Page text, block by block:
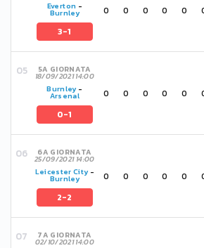
Everton -
Burnley
3-1
0 0 0 0 0
5A GIORNATA
18/09/2021 14:00
Burnley-
Arsenal
0-1
0 0 0 0 0
6A GIORNATA
25/09/2021 14:00
Leicester City-
Burnley
2-2
0 0 0 0 0
7A GIORNATA
02/10/2021 14:00